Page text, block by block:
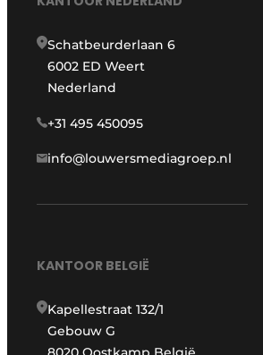
Schatbeurderlaan 6
6002 ED Weert
Nederland
+31 495 450095
info@louwersmediagroep.nl
KANTOOR BELGIË
Kapellestraat 132/1
Gebouw G